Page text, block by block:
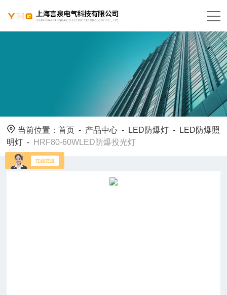
当前位置：首页 - 产品中心 - LED防爆灯 -
LED防爆照
明灯 - HRF80-60WLED防爆投光灯